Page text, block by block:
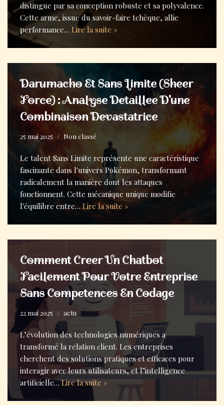
distingue par sa conception robuste et sa polyvalence.
Cette arme, issue du savoir-faire tchèque, allie
performance… Lire la suite »
Darumacho Et Sans Limite (Sheer
Force) : Analyse Detaillee D’une
Combinaison Devastatrice
25 mai 2025 Non classé
Le talent Sans Limite représente une caractéristique
fascinante dans l'univers Pokémon, transformant
radicalement la manière dont les attaques
fonctionnent. Cette mécanique unique modifie
l'équilibre entre…Lire la suite »
Comment Creer Un Chatbot
Facilement Pour Votre Entreprise
Sans Competences En Codage
22 mai 2025 actu
L’évolution des technologies numériques a
transformé la relation client. Les entreprises
cherchent des solutions pratiques et efficaces pour
interagir avec leurs utilisateurs, et l’intelligence
artificielle…Lire la suite »